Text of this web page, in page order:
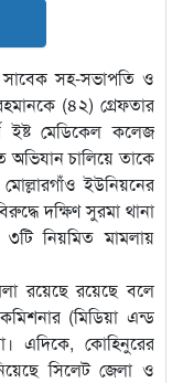
সাবেক সহ-সভাপতি ও
(৪২) গ্রেফতার
ইষ্ট মেডিকেল কলেজ
অভিযান চালিয়ে তাকে
ইউনিয়নের
দক্ষিণ সুরমা থানা
নিয়মিত মামলায়
রয়েছে রয়েছে বলে
(মিডিয়া এন্ড
এদিকে, কোহিনুরের
সিলেট জেলা ও